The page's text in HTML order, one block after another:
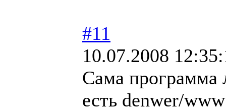
#11
10.07.2008
Сама программа
есть denwer/www